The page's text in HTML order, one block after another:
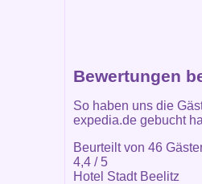
Bewertungen
So haben uns die
expedia.de gebucht
Beurteilt von 46
4,4 / 5
Hotel Stadt Beelitz